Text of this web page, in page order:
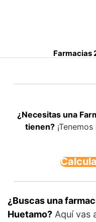
Farmacias
¿Necesitas una
tienen?
¿Buscas una
Huetamo? Aquí vas